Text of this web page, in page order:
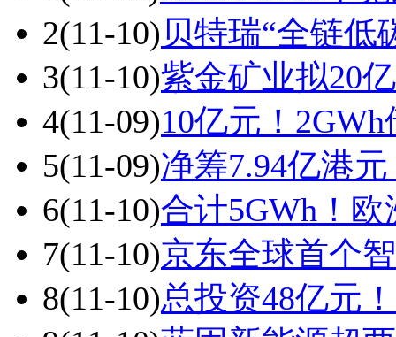
2(11-10)贝特瑞“全链低
3(11-10)紫金矿业拟20
4(11-09)10亿元！
5(11-09)净筹7.94亿港
6(11-10)合计5GWh！
7(11-10)京东全球首个
8(11-10)总投资48亿元